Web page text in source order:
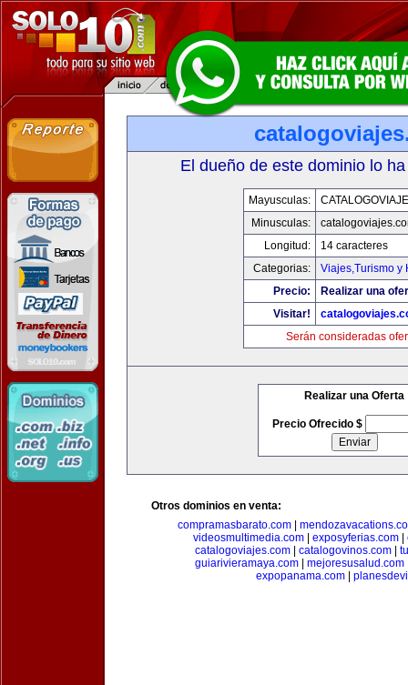
El dueño de este dominio lo
Mayusculas:
Minusculas:
Longitud:
14 caracteres
Categorias:
Viajes,Turismo y
Precio:
Realizar una
Visitar!
Serán consideradas
Realizar una Oferta
Precio Ofrecido $
Otros dominios en venta:
compramasbarato.com|
videosmultimedia.com
exposyferias.com
catalogoviajes.com| catalogovinos.com|
guiarivieramaya.com
mejoresusalud.com
expopanama.com